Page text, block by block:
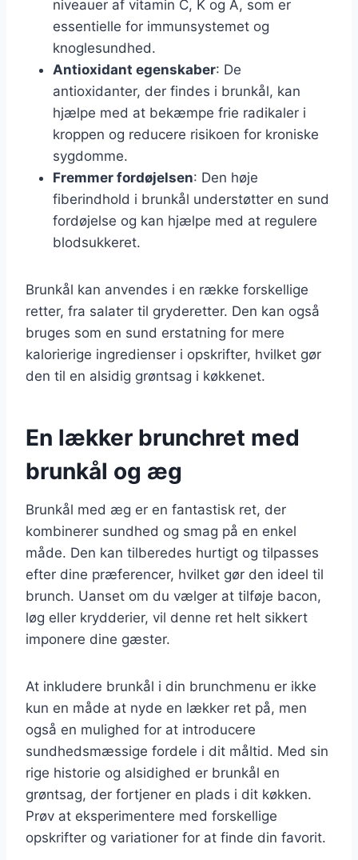
niveauer af vitamin C, K og A, som er
essentielle for immunsystemet og
knoglesundhed.
Antioxidant egenskaber: De
antioxidanter, der findes i brunkål, kan
hjælpe med at bekæmpe frie radikaler i
kroppen og reducere risikoen for kroniske
sygdomme.
Fremmer fordøjelsen: Den høje
fiberindhold i brunkål understøtter en sund
fordøjelse og kan hjælpe med at regulere
blodsukkeret.
Brunkål kan anvendes i en række forskellige
retter, fra salater til gryderetter. Den kan også
bruges som en sund erstatning for mere
kalorierige ingredienser i opskrifter, hvilket gør
den til en alsidig grøntsag i køkkenet.
En lækker brunchret med
brunkål og æg
Brunkål med æg er en fantastisk ret, der
kombinerer sundhed og smag på en enkel
måde. Den kan tilberedes hurtigt og tilpasses
efter dine præferencer, hvilket gør den ideel til
brunch. Uanset om du vælger at tilføje bacon,
løg eller krydderier, vil denne ret helt sikkert
imponere dine gæster.
At inkludere brunkål i din brunchmenu er ikke
kun en måde at nyde en lækker ret på, men
også en mulighed for at introducere
sundhedsmæssige fordele i dit måltid. Med sin
rige historie og alsidighed er brunkål en
grøntsag, der fortjener en plads i dit køkken.
Prøv at eksperimentere med forskellige
opskrifter og variationer for at finde din favorit.